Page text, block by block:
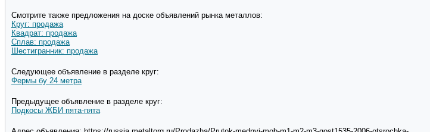
Смотрите также предложения на доске объявлений рынка металлов:
Круг: продажа
Квадрат: продажа
Сплав: продажа
Шестигранник: продажа
Следующее объявление в разделе круг:
Фермы бу 24 метра
Предыдущее объявление в разделе круг:
Подкосы ЖБИ пята-пята